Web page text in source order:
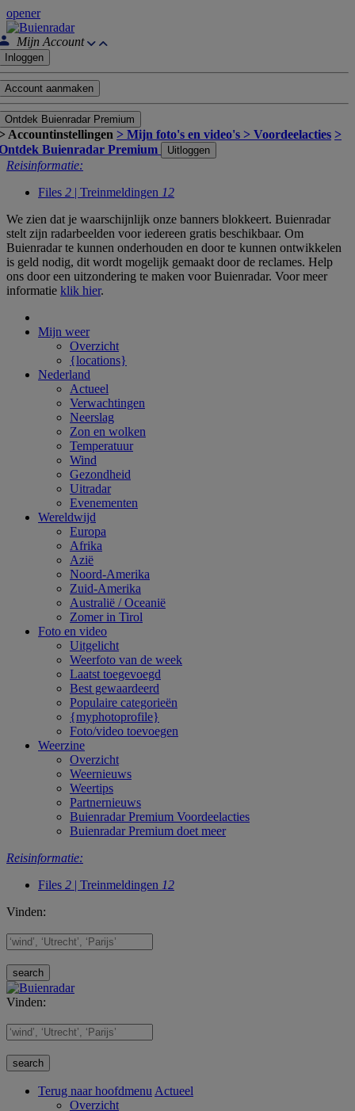
opener
Mijn Account
Inloggen
Account aanmaken
Ontdek Buienradar Premium
Accountinstellingen > Mijn foto's en video's > Voordeelacties >
Buienradar Premium
Uitloggen
Reisinformatie:
Files 2 | Treinmeldingen 12
We zien dat je waarschijnlijk onze banners blokkeert. Buienradar
stelt zijn radarbeelden voor iedereen gratis beschikbaar. Om
Buienradar te kunnen onderhouden en door te kunnen ontwikkelen
is geld nodig, dit wordt mogelijk gemaakt door de reclames. Help
ons door een uitzondering te maken voor Buienradar. Voor meer
informatie klik hier.
Mijn weer
Overzicht
{locations}
Nederland
Actueel
Verwachtingen
Neerslag
Zon en wolken
Temperatuur
Wind
Gezondheid
Uitradar
Evenementen
Wereldwijd
Europa
Afrika
Azië
Noord-Amerika
Zuid-Amerika
Australië / Oceanië
Zomer in Tirol
Foto en video
Uitgelicht
Weerfoto van de week
Laatst toegevoegd
Best gewaardeerd
Populaire categorieën
{myphotoprofile}
Foto/video toevoegen
Weerzine
Overzicht
Weernieuws
Weertips
Partnernieuws
Buienradar Premium Voordeelacties
Buienradar Premium doet meer
Reisinformatie:
Files 2 | Treinmeldingen 12
Vinden:
Vinden:
Terug naar hoofdmenu Actueel
Overzicht